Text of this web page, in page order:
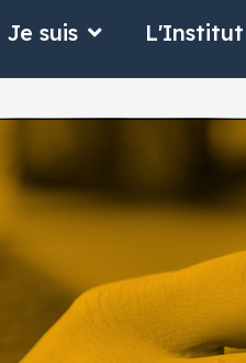
Je suis Ouvrir Je suis
L'Institut